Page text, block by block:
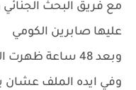
مع فريق البحث
عليها صابرين الكومي
وبعد 48 ساعة
وفي ايده الملف عشان